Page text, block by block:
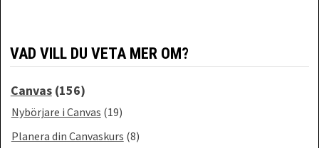
VAD VILL DU VETA MER OM?
Canvas(156)
Nybörjare i Canvas (19)
Planera din Canvaskurs (8)